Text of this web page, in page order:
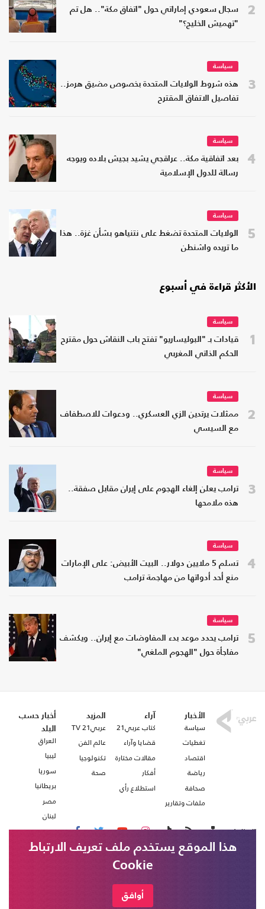
2
سجال سعودي إماراتي حول "اتفاق مكة".. هل تم
"تهميش الخليج؟"
3
سياسة
هذه شروط الولايات المتحدة بخصوص مضيق هرمز..
تفاصيل الاتفاق المقترح
4
سياسة
بعد اتفاقية مكة.. عراقجي يشيد بجيش بلاده ويوجه
رسالة للدول الإسلامية
5
سياسة
الولايات المتحدة تضغط على نتنياهو بشأن غزة.. هذا
ما تريده واشنطن
الأكثر قراءة في أسبوع
1
سياسة
قيادات بـ "البوليساريو" تفتح باب النقاش حول مقترح
الحكم الذاتي المغربي
2
سياسة
ممثلات يرتدين الزي العسكري.. ودعوات للاصطفاف
مع السيسي
3
سياسة
ترامب يعلن إلغاء الهجوم على إيران مقابل صفقة..
هذه ملامحها
4
سياسة
تسلم 5 ملايين دولار.. البيت الأبيض: على الإمارات
منع أحد أدواتها من مهاجمة ترامب
5
سياسة
ترامب يحدد موعد بدء المفاوضات مع إيران.. ويكشف
مفاجأة حول "الهجوم الملغي"
الأخبار
سياسة
تغطيات
اقتصاد
رياضة
صحافة
ملفات وتقارير
آراء
كتاب عربي21
قضايا وآراء
مقالات مختارة
أفكار
استطلاع رأي
المزيد
عربي21 TV
عالم الفن
تكنولوجيا
صحة
أخبار حسب
البلد
العراق
ليبيا
سوريا
بريطانيا
مصر
لبنان
تابعنا على
هذا الموقع يستخدم ملف تعريف الارتباط
Cookie
أوافق